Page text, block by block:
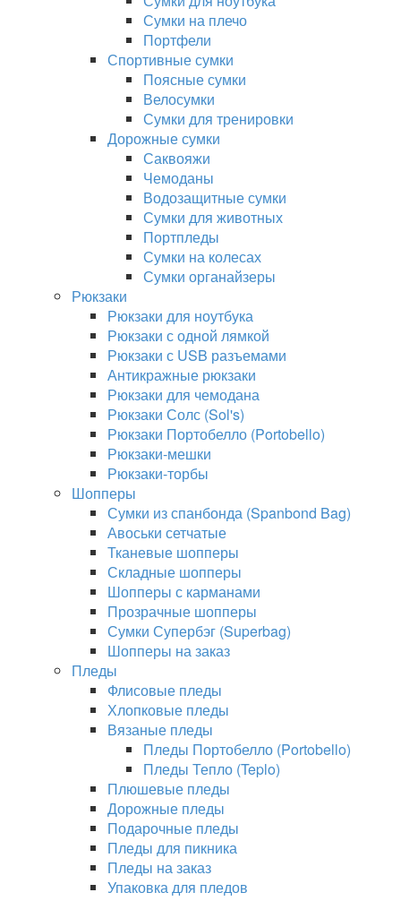
Сумки на плечо
Портфели
Спортивные сумки
Поясные сумки
Велосумки
Сумки для тренировки
Дорожные сумки
Саквояжи
Чемоданы
Водозащитные сумки
Сумки для животных
Портпледы
Сумки на колесах
Сумки органайзеры
Рюкзаки
Рюкзаки для ноутбука
Рюкзаки с одной лямкой
Рюкзаки с USB разъемами
Антикражные рюкзаки
Рюкзаки для чемодана
Рюкзаки Солс (Sol's)
Рюкзаки Портобелло (Portobello)
Рюкзаки-мешки
Рюкзаки-торбы
Шопперы
Сумки из спанбонда (Spanbond Bag)
Авоськи сетчатые
Тканевые шопперы
Складные шопперы
Шопперы с карманами
Прозрачные шопперы
Сумки Супербэг (Superbag)
Шопперы на заказ
Пледы
Флисовые пледы
Хлопковые пледы
Вязаные пледы
Пледы Портобелло (Portobello)
Пледы Тепло (Teplo)
Плюшевые пледы
Дорожные пледы
Подарочные пледы
Пледы для пикника
Пледы на заказ
Упаковка для пледов